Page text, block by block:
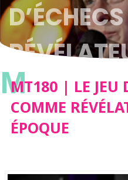
ÉPOQUE
M
MT180 | LE JEU
COMME
ÉPOQUE